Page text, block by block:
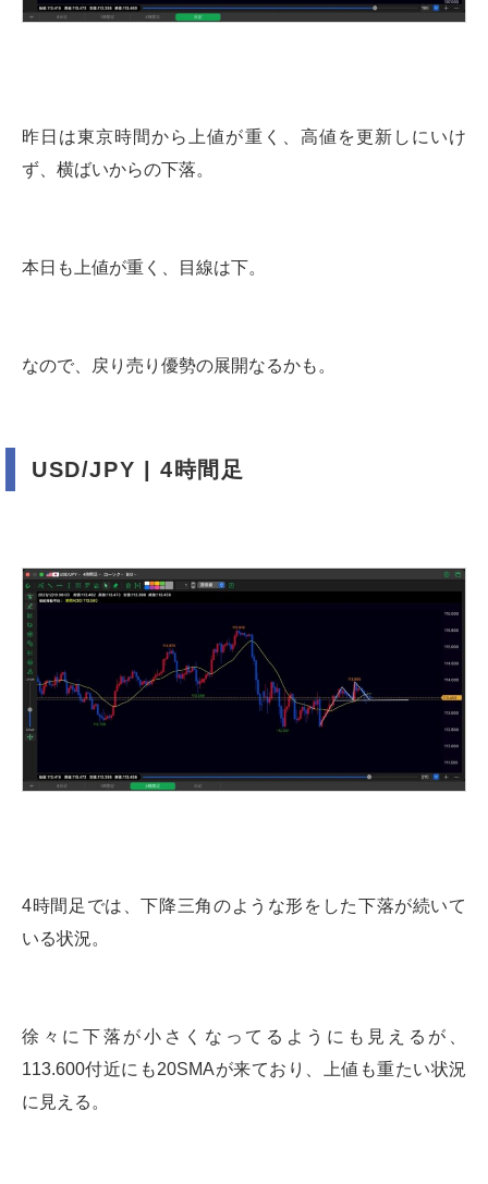
昨日は東京時間から上値が重く、高値を更新しにいけ
ず、横ばいからの下落。
本日も上値が重く、目線は下。
なので、戻り売り優勢の展開なるかも。
USD/JPY | 4時間足
4時間足では、下降三角のような形をした下落が続いて
いる状況。
徐々に下落が小さくなってるようにも見えるが、
113.600付近にも20SMAが来ており、上値も重たい状況
に見える。